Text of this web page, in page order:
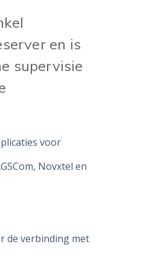
en is
supervisie
voor
Novxtel en
de verbinding met